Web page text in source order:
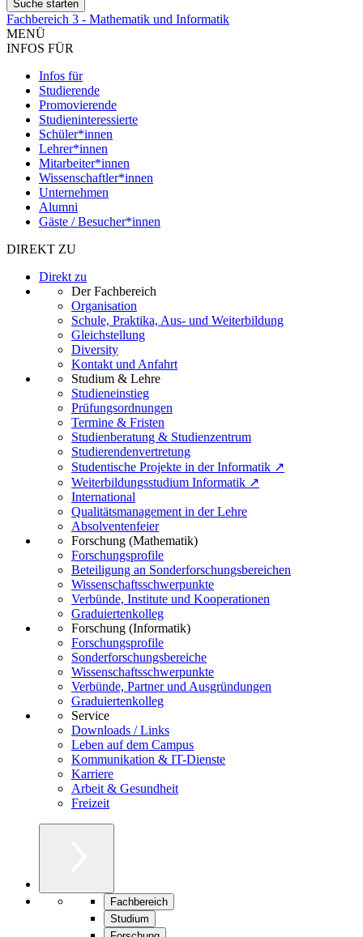
Fachbereich 3 - Mathematik und Informatik
MENÜ
INFOS FÜR
Infos für
Studierende
Promovierende
Studieninteressierte
Schüler*innen
Lehrer*innen
Mitarbeiter*innen
Wissenschaftler*innen
Unternehmen
Alumni
Gäste / Besucher*innen
DIREKT ZU
Direkt zu
Der Fachbereich
Organisation
Schule, Praktika, Aus- und Weiterbildung
Gleichstellung
Diversity
Kontakt und Anfahrt
Studium & Lehre
Studieneinstieg
Prüfungsordnungen
Termine & Fristen
Studienberatung & Studienzentrum
Studierendenvertretung
Studentische Projekte in der Informatik ↗
Weiterbildungsstudium Informatik ↗
International
Qualitätsmanagement in der Lehre
Absolventenfeier
Forschung (Mathematik)
Forschungsprofile
Beteiligung an Sonderforschungsbereichen
Wissenschaftsschwerpunkte
Verbünde, Institute und Kooperationen
Graduiertenkolleg
Forschung (Informatik)
Forschungsprofile
Sonderforschungsbereiche
Wissenschaftsschwerpunkte
Verbünde, Partner und Ausgründungen
Graduiertenkolleg
Service
Downloads / Links
Leben auf dem Campus
Kommunikation & IT-Dienste
Karriere
Arbeit & Gesundheit
Freizeit
Fachbereich
Studium